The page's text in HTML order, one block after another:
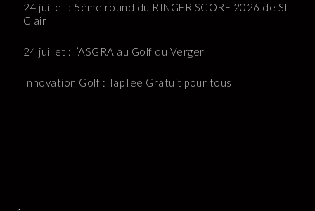
24 juillet : 5ème round du RINGER SCORE 2026 de St
Clair
24 juillet : l’ASGRA au Golf du Verger
Innovation Golf : TapTee Gratuit pour tous